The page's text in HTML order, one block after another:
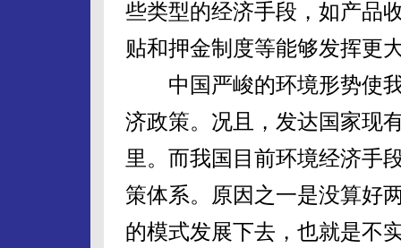
些类型的经济手段，如产品
贴和押金制度等能够发挥更
中国严峻的环境形势使我
济政策。况且，发达国家现
里。而我国目前环境经济手
策体系。原因之一是没算好
的模式发展下去，也就是不